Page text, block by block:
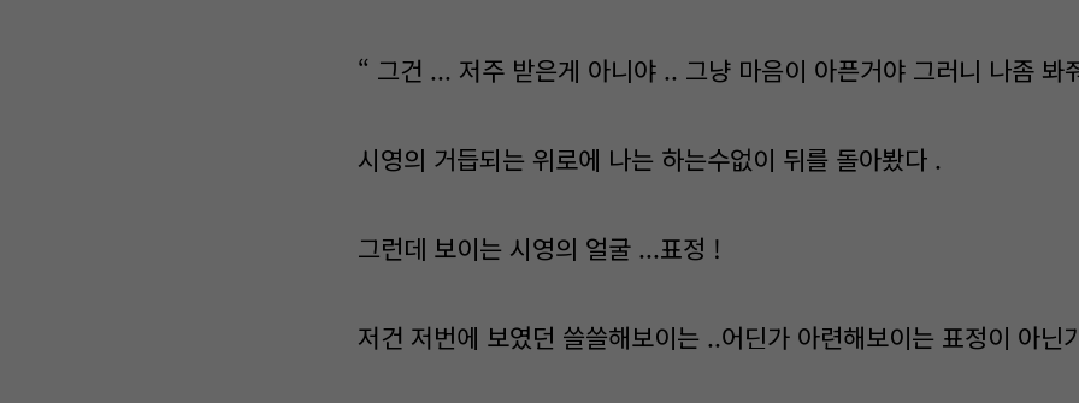
“ 그건 ... 저주 받은게 아니야 .. 그냥 마음이 아픈거야 그러니 나좀 봐
시영의 거듭되는 위로에 나는 하는수없이 뒤를 돌아봤다 .
그런데 보이는 시영의 얼굴 ...표정 !
저건 저번에 보였던 쓸쓸해보이는 ..어딘가 아련해보이는 표정이 아닌